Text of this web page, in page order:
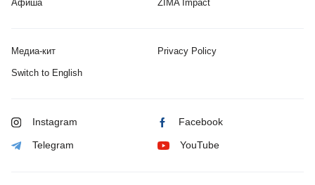
Афиша ZIMA Impact
Медиа-кит Privacy Policy
Switch to English
Instagram Facebook
Telegram YouTube